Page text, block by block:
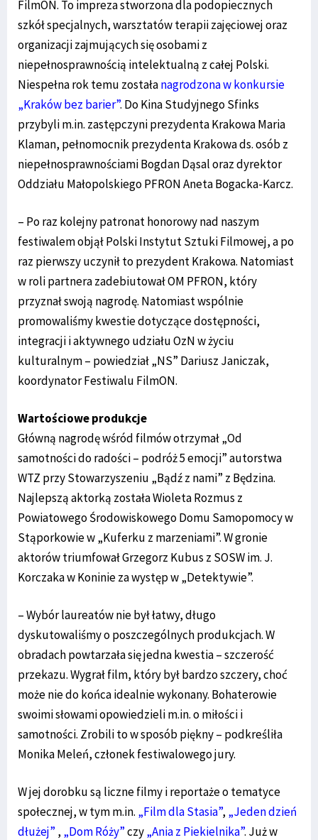
FilmON. To impreza stworzona dla podopiecznych
szkół specjalnych, warsztatów terapii zajęciowej oraz
organizacji zajmujących się osobami z
niepełnosprawnością intelektualną z całej Polski.
Niespełna rok temu zostałanagrodzona w konkursie
„Kraków bez barier”. Do Kina Studyjnego Sfinks
przybyli m.in. zastępczyni prezydenta Krakowa Maria
Klaman, pełnomocnik prezydenta Krakowa ds. osób z
niepełnosprawnościami Bogdan Dąsal oraz dyrektor
Oddziału Małopolskiego PFRON Aneta Bogacka-Karcz.
– Po raz kolejny patronat honorowy nad naszym
festiwalem objął Polski Instytut Sztuki Filmowej, a po
raz pierwszy uczynił to prezydent Krakowa. Natomiast
w roli partnera zadebiutował OM PFRON, który
przyznał swoją nagrodę. Natomiast wspólnie
promowaliśmy kwestie dotyczące dostępności,
integracji i aktywnego udziału OzN w życiu
kulturalnym – powiedział „NS” Dariusz Janiczak,
koordynator Festiwalu FilmON.
Wartościowe produkcje
Główną nagrodę wśród filmów otrzymał „Od
samotności do radości – podróż 5 emocji” autorstwa
WTZ przy Stowarzyszeniu „Bądź z nami” z Będzina.
Najlepszą aktorką została Wioleta Rozmus z
Powiatowego Środowiskowego Domu Samopomocy w
Stąporkowie w „Kuferku z marzeniami”. W gronie
aktorów triumfował Grzegorz Kubus z SOSW im. J.
Korczaka w Koninie za występ w „Detektywie”.
– Wybór laureatów nie był łatwy, długo
dyskutowaliśmy o poszczególnych produkcjach. W
obradach powtarzała się jedna kwestia – szczerość
przekazu. Wygrał film, który był bardzo szczery, choć
może nie do końca idealnie wykonany. Bohaterowie
swoimi słowami opowiedzieli m.in. o miłości i
samotności. Zrobili to w sposób piękny – podkreśliła
Monika Meleń, członek festiwalowego jury.
W jej dorobku są liczne filmy i reportaże o tematyce
społecznej, w tym m.in. „Film dla Stasia”, „Jeden dzień
dłużej” , „Dom Róży”czy„Ania z Piekielnika”. Już w